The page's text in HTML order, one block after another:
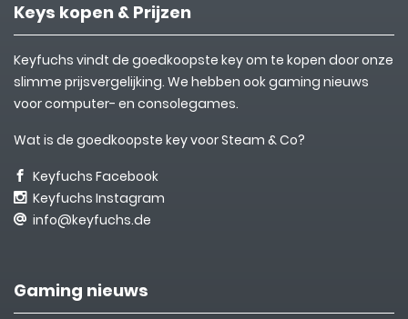
Keys kopen & Prijzen
Keyfuchs vindt de goedkoopste key om te kopen door onze
slimme prijsvergelijking. We hebben ook gaming nieuws
voor computer- en consolegames.
Wat is de goedkoopste key voor Steam & Co?
Keyfuchs Facebook
Keyfuchs Instagram
info@keyfuchs.de
Gaming nieuws